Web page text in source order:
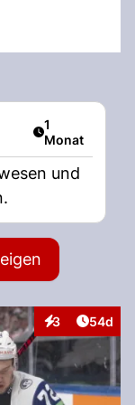
Artikel
1
Monat
und
3
Interaktionen
Artikel
54d